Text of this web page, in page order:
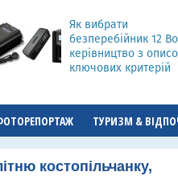
Як вибрати
безперебійник 12
керівництво з
ключових критерій
ТУРИЗМ &
костопільчанку,